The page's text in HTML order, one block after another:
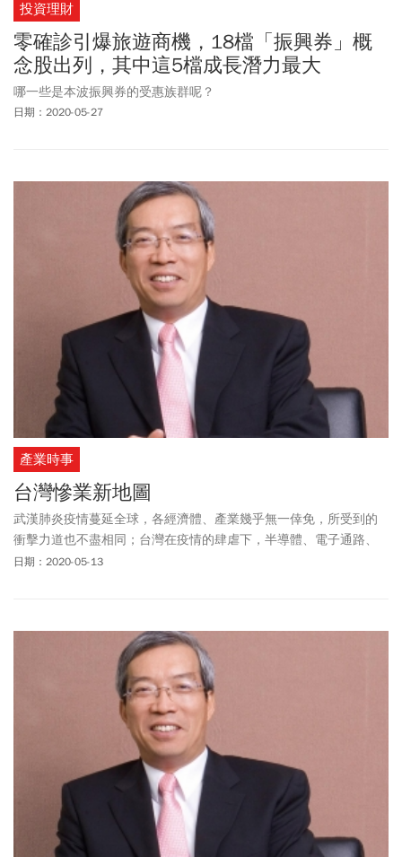
投資理財
零確診引爆旅遊商機，18檔「振興券」概
念股出列，其中這5檔成長潛力最大
哪一些是本波振興券的受惠族群呢？
日期：2020-05-27
產業時事
台灣慘業新地圖
武漢肺炎疫情蔓延全球，各經濟體、產業幾乎無一倖免，所受到的
衝擊力道也不盡相同；台灣在疫情的肆虐下，半導體、電子通路、
資訊服務業仍屢創佳績。
日期：2020-05-13